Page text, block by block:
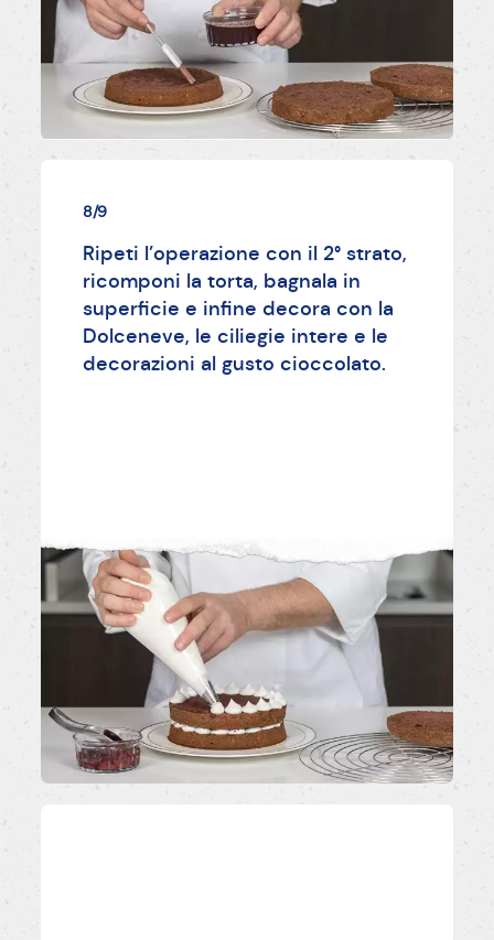
8/9
Ripeti l’operazione con il 2° strato,
ricomponi la torta, bagnala in
superficie e infine decora con la
Dolceneve, le ciliegie intere e le
decorazioni al gusto cioccolato.